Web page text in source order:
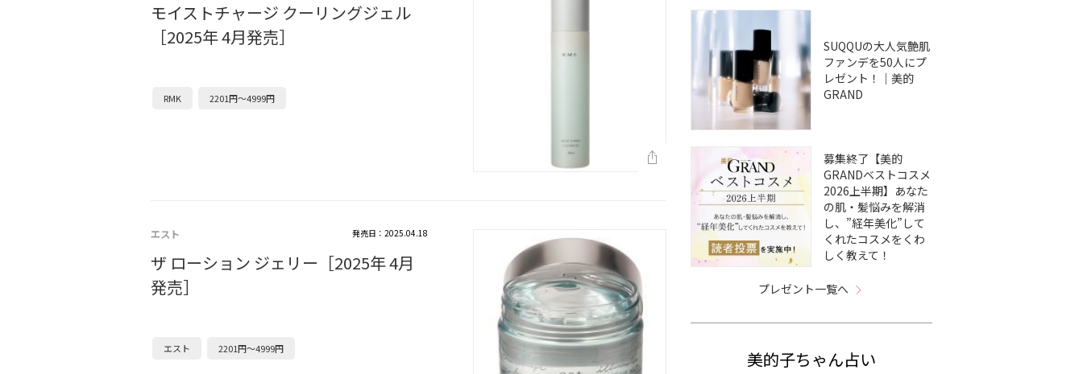
モイストチャージ クーリングジェル
［2025年 4月発売］
RMK 2201円～4999円
エスト 発売日：2025.04.18
ザ ローション ジェリー［2025年 4月
発売］
エスト 2201円～4999円
SUQQUの大人気艶肌
ファンデを50人にプ
レゼント！｜美的
GRAND
募集終了【美的
GRANDベストコスメ
2026上半期】あなた
の肌・髪悩みを解消
し、”経年美化”して
くれたコスメをくわ
しく教えて！
プレゼント一覧へ
美的子ちゃん占い